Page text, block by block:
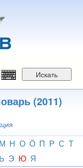
Искать
(2011)
М Н О Ӧ П Р С Т
Ь Э Ю Я